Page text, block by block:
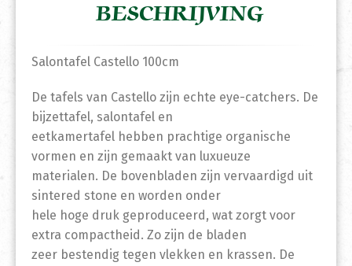
BESCHRIJVING
Salontafel Castello 100cm
De tafels van Castello zijn echte eye-catchers. De
bijzettafel, salontafel en
eetkamertafel hebben prachtige organische
vormen en zijn gemaakt van luxueuze
materialen. De bovenbladen zijn vervaardigd uit
sintered stone en worden onder
hele hoge druk geproduceerd, wat zorgt voor
extra compactheid. Zo zijn de bladen
zeer bestendig tegen vlekken en krassen. De